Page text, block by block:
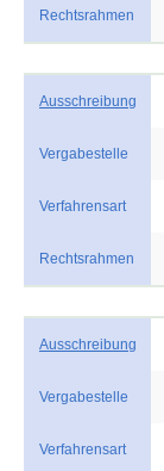
Rechtsrahmen
Ausschreibung
Vergabestelle
Verfahrensart
Rechtsrahmen
Ausschreibung
Vergabestelle
Verfahrensart